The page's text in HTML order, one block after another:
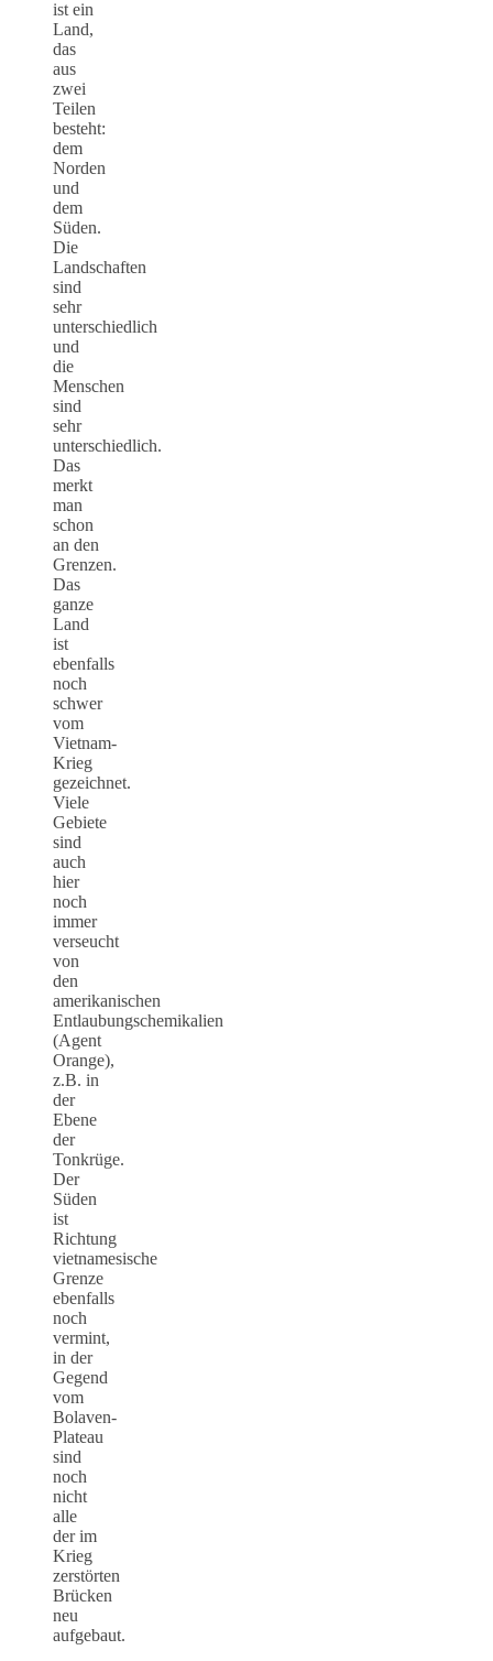
ist ein
Land,
das
aus
zwei
Teilen
besteht:
dem
Norden
und
dem
Süden.
Die
Landschaften
sind
sehr
unterschiedlich
und
die
Menschen
sind
sehr
unterschiedlich.
Das
merkt
man
schon
an den
Grenzen.
Das
ganze
Land
ist
ebenfalls
noch
schwer
vom
Vietnam-
Krieg
gezeichnet.
Viele
Gebiete
sind
auch
hier
noch
immer
verseucht
von
den
amerikanischen
Entlaubungschemikalien
(Agent
Orange),
z.B. in
der
Ebene
der
Tonkrüge.
Der
Süden
ist
Richtung
vietnamesische
Grenze
ebenfalls
noch
vermint,
in der
Gegend
vom
Bolaven-
Plateau
sind
noch
nicht
alle
der im
Krieg
zerstörten
Brücken
neu
aufgebaut.